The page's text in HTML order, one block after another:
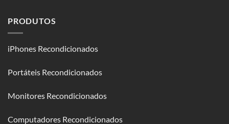
PRODUTOS
iPhones Recondicionados
Portáteis Recondicionados
Monitores Recondicionados
Computadores Recondicionados